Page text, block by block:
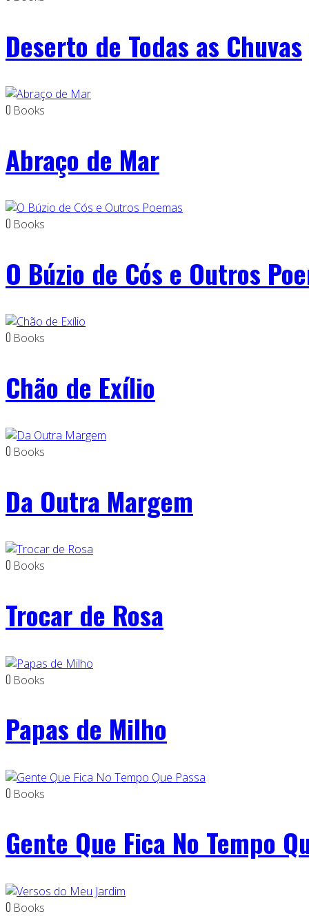
Deserto de Todas as Chuvas
0 Books
Abraço de Mar
0 Books
O Búzio de Cós e Outros
0 Books
Chão de Exílio
0 Books
Da Outra Margem
0 Books
Trocar de Rosa
0 Books
Papas de Milho
0 Books
Gente Que Fica No Tempo
0 Books